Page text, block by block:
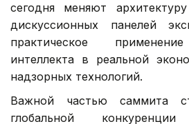
сегодня меняют
дискуссионных панелей
практическое
интеллекта в реальной
надзорных технологий.
Важной частью саммита
глобальной